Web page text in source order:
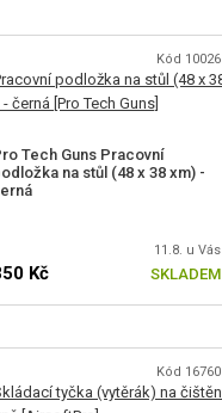
Kód 10026
Tech Guns Pracovní
na stůl (48 x 38 xm) -
11.8. u Vás
Kč SKLADEM
Kód 16760